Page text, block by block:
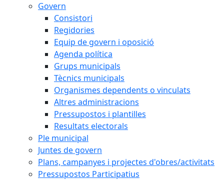
Govern
Consistori
Regidories
Equip de govern i oposició
Agenda política
Grups municipals
Tècnics municipals
Organismes dependents o vinculats
Altres administracions
Pressupostos i plantilles
Resultats electorals
Ple municipal
Juntes de govern
Plans, campanyes i projectes d'obres/activitats
Pressupostos Participatius